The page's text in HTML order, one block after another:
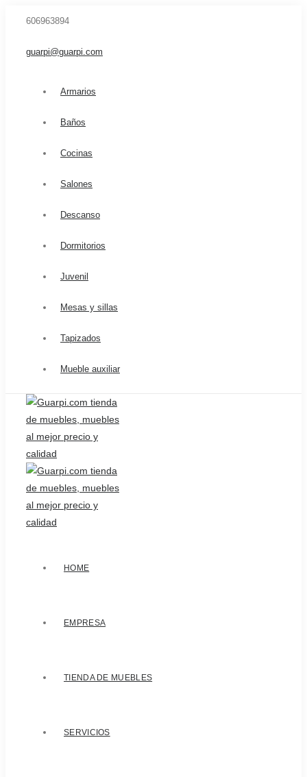
606963894
guarpi@guarpi.com
Armarios
Baños
Cocinas
Salones
Descanso
Dormitorios
Juvenil
Mesas y sillas
Tapizados
Mueble auxiliar
HOME
EMPRESA
TIENDA DE MUEBLES
SERVICIOS